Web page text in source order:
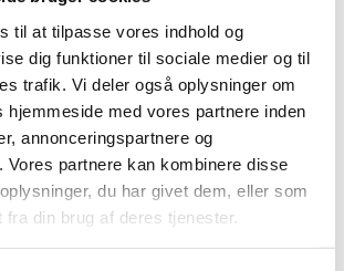
til at tilpasse vores indhold og
dig funktioner til sociale medier og til
trafik. Vi deler også oplysninger om
hjemmeside med vores partnere inden
annonceringspartnere og
Vores partnere kan kombinere disse
du har givet dem, eller som
fra din brug af deres tjenester.
er bl.a., om virksomheden har varer til
hvilken værdi, de har. Det kan også
og udstyr i virksomheden.
skal virksomheden altid
det originale dokument!